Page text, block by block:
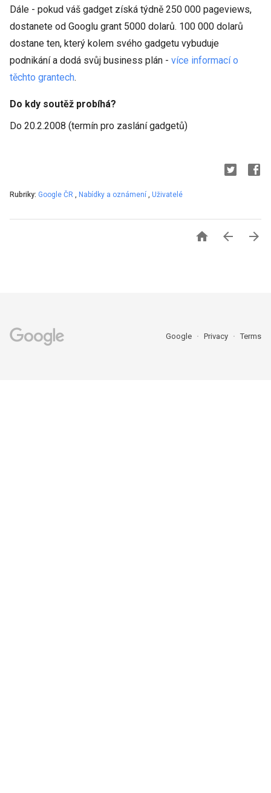
Dále - pokud váš gadget získá týdně 250 000 pageviews,
dostanete od Googlu grant 5000 dolarů. 100 000 dolarů
dostane ten, který kolem svého gadgetu vybuduje
podnikání a dodá svůj business plán - více informacío
těchto grantech.
Do kdy soutěž probíhá?
Do 20.2.2008 (termín pro zaslání gadgetů)
Rubriky: Google ČR , Nabídky a oznámení , Uživatelé
  
Google Privacy Terms